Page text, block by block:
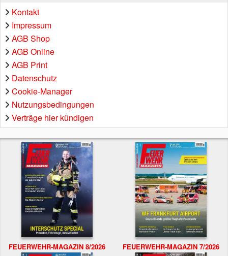
Kontakt
Impressum
AGB Shop
AGB Online
AGB Print
Datenschutz
Cookie-Manager
Nutzungsbedingungen
Verträge hier kündigen
FEUERWEHR-MAGAZIN 8/2026 FEUERWEHR-MAGAZIN 7/2026